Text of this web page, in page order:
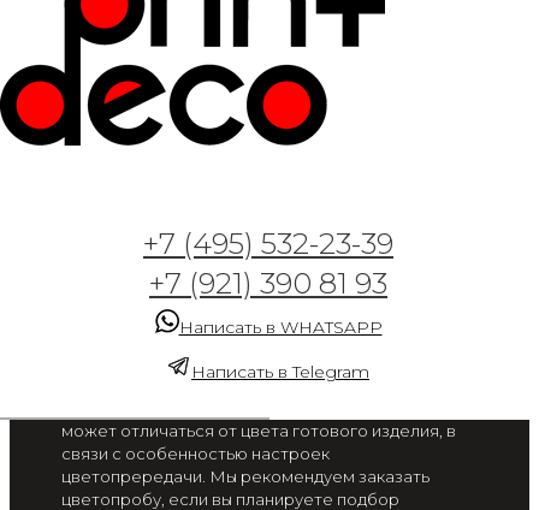
+7 (495) 532-23-39
+7 (921) 390 81 93
Написать в WHATSAPP
Написать в Telegram
Арт. GT070917 —
Банановые листья на
зеленом фоне
от 2 300 руб. / м2
может отличаться от цвета готового изделия, в
связи с особенностью настроек
цветопрередачи. Мы рекомендуем заказать
цветопробу, если вы планируете подбор